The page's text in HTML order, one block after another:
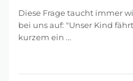
Diese Frage taucht immer
bei uns auf: "Unser Kind
kurzem ein ...